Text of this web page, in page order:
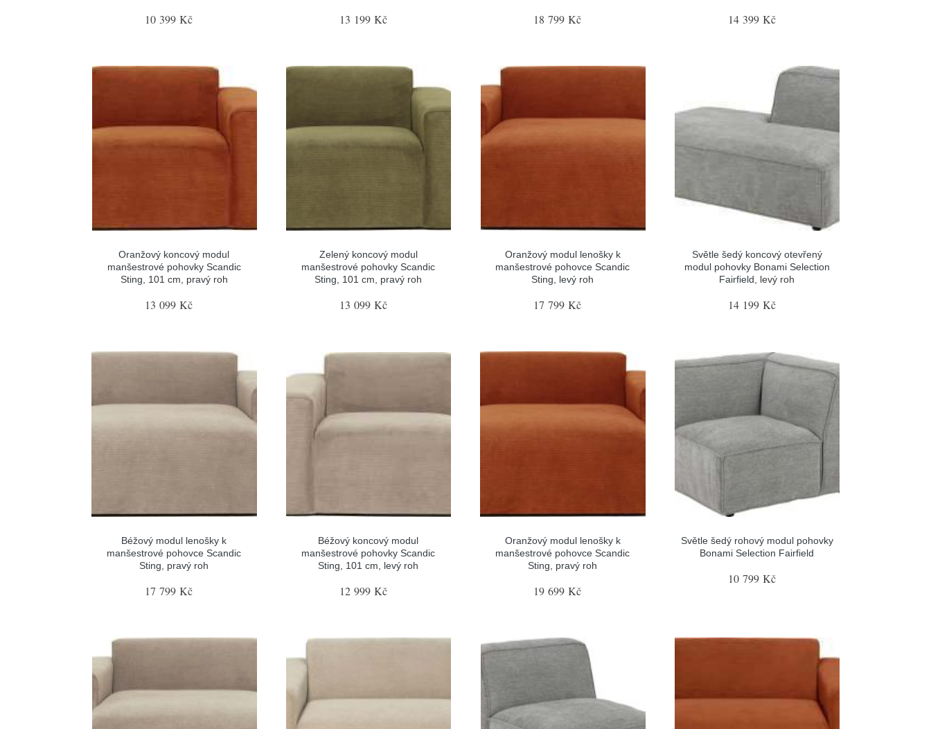
10 399 Kč 13 199 Kč 18 799 Kč 14 399 Kč
Oranžový koncový modul
manšestrové pohovky Scandic
Sting, 101 cm, pravý roh
13 099 Kč
Zelený koncový modul
manšestrové pohovky Scandic
Sting, 101 cm, pravý roh
13 099 Kč
Oranžový modul lenošky k
manšestrové pohovce Scandic
Sting, levý roh
17 799 Kč
Světle šedý koncový otevřený
modul pohovky Bonami Selection
Fairfield, levý roh
14 199 Kč
Béžový modul lenošky k
manšestrové pohovce Scandic
Sting, pravý roh
17 799 Kč
Béžový koncový modul
manšestrové pohovky Scandic
Sting, 101 cm, levý roh
12 999 Kč
Oranžový modul lenošky k
manšestrové pohovce Scandic
Sting, pravý roh
19 699 Kč
Světle šedý rohový modul pohovky
Bonami Selection Fairfield
10 799 Kč